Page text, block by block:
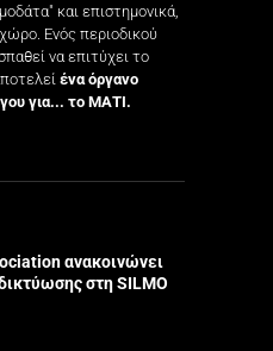
και επιστημονικά,
Ενός περιοδικού
να επιτύχει το
ένα όργανο
για... το ΜΑΤΙ.
ανακοινώνει
στη SILMO